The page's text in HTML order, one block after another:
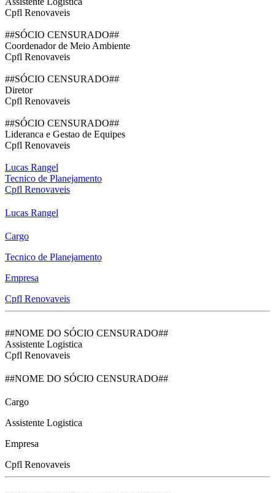
Cpfl Renovaveis
##SÓCIO CENSURADO##
Coordenador de Meio Ambiente
Cpfl Renovaveis
##SÓCIO CENSURADO##
Diretor
Cpfl Renovaveis
##SÓCIO CENSURADO##
Lideranca e Gestao de Equipes
Cpfl Renovaveis
Lucas Rangel
Tecnico de Planejamento
Cpfl Renovaveis
Lucas Rangel
Cargo
Tecnico de Planejamento
Empresa
Cpfl Renovaveis
##NOME DO SÓCIO CENSURADO##
Assistente Logistica
Cpfl Renovaveis
##NOME DO SÓCIO CENSURADO##
Cargo
Assistente Logistica
Empresa
Cpfl Renovaveis